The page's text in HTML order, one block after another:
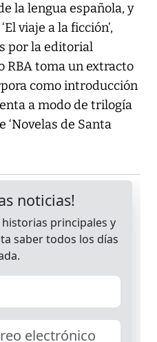
la lengua española, y
viaje a la ficción’,
por la editorial
RBA toma un extracto
como introducción
a modo de trilogía
‘Novelas de Santa